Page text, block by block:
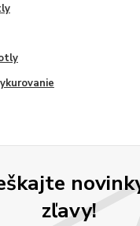
zľavy!